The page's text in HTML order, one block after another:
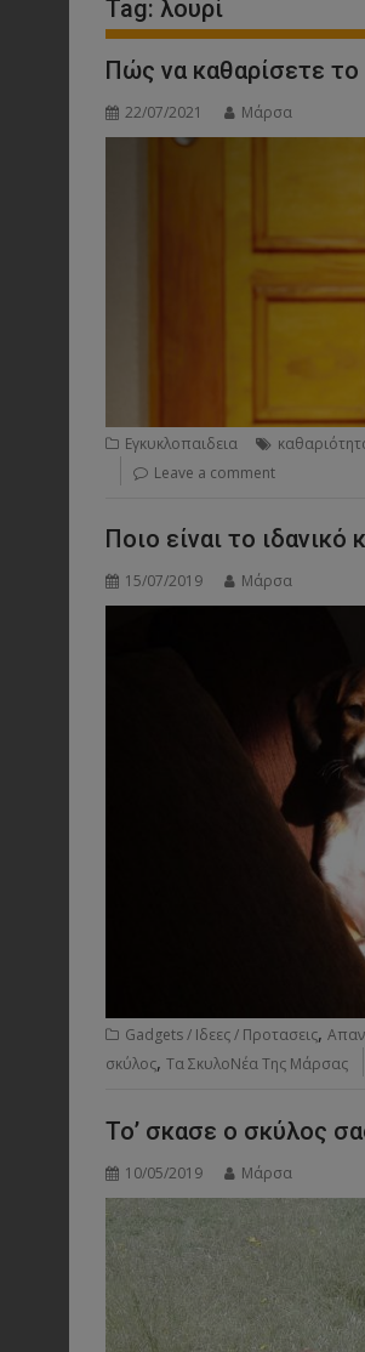
Tag: λουρί
Πώς να καθαρίσετε
22/07/2021 Μάρσα
Εγκυκλοπαιδεια
Leave a comment
Ποιο είναι το ιδανικό
15/07/2019 Μάρσα
Gadgets / Ιδεες / Προτασεις,
σκύλος, Τα ΣκυλοΝέα Της Μάρσας
Το’ σκασε ο σκύλος
10/05/2019 Μάρσα